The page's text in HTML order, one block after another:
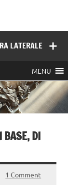
LATERALE
MENU
BASE, DI
1 Comment